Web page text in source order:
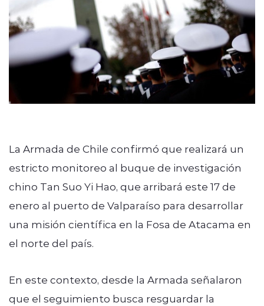
La Armada de Chile confirmó que realizará un
estricto monitoreo al buque de investigación
chino Tan Suo Yi Hao, que arribará este 17 de
enero al puerto de Valparaíso para desarrollar
una misión científica en la Fosa de Atacama en
el norte del país.
En este contexto, desde la Armada señalaron
que el seguimiento busca resguardar la